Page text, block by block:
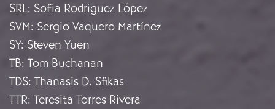
SRL: Sofía Rodríguez López
SVM: Sergio Vaquero Martínez
SY: Steven Yuen
TB: Tom Buchanan
TDS: Thanasis D. Sfikas
TTR: Teresita Torres Rivera